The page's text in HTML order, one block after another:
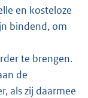
en kosteloze
bindend, om
te brengen.
de
als zij daarmee